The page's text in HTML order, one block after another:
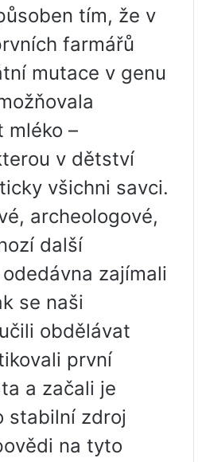
tím, že v
farmářů
mutace v genu
mléko –
v dětství
všichni savci.
archeologové,
další
zajímali
se naši
obdělávat
první
a začali je
stabilní zdroj
na tyto